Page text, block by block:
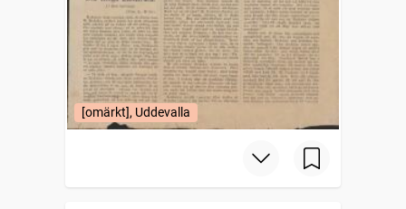
[omärkt], Uddevalla